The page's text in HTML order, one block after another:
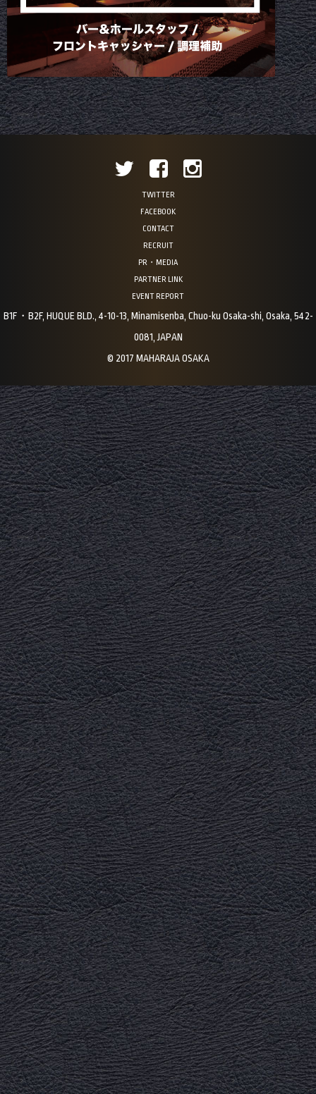
TWITTER
FACEBOOK
CONTACT
RECRUIT
PR・MEDIA
PARTNER LINK
EVENT REPORT
B1F・B2F, HUQUE BLD., 4-10-13, Minamisenba, Chuo-ku Osaka-shi, Osaka, 542-
0081, JAPAN
© 2017 MAHARAJA OSAKA